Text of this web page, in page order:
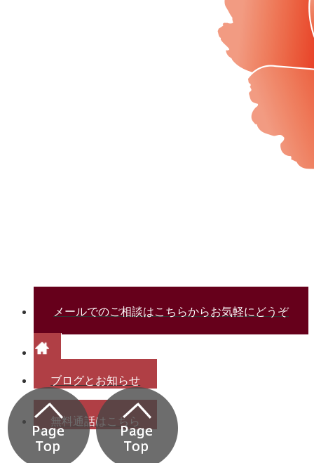
メールでのご相談はこちらからお気軽にどうぞ
ブログとお知らせ
無料通話はこちら